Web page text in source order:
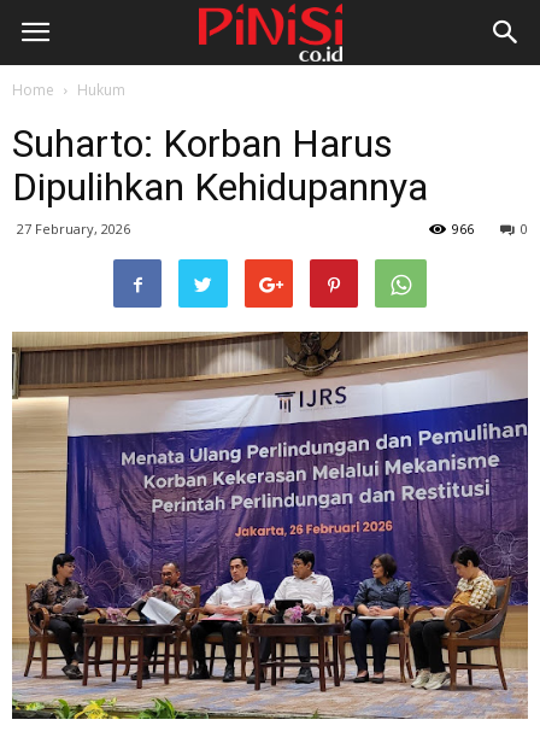
Home Hukum
Suharto: Korban Harus
Dipulihkan Kehidupannya
27 February, 2026 0
966